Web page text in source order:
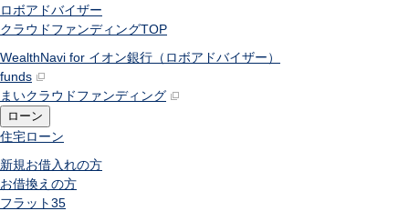
ロボアドバイザー
クラウドファンディングTOP
WealthNavi for イオン銀行（ロボアドバイザー）
funds
まいクラウドファンディング
ローン
住宅ローン
新規お借入れの方
お借換えの方
フラット35